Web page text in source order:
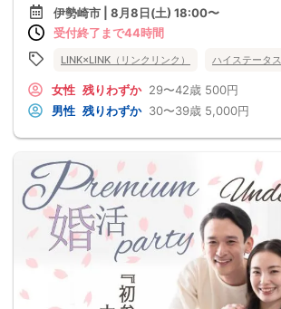
伊勢崎市 | 8月8日(土) 18:00〜
受付終了まで44時間
LINK×LINK（リンクリンク） ハイステータス
女性 残りわずか 29〜42歳 500円
男性 残りわずか 30〜39歳 5,000円